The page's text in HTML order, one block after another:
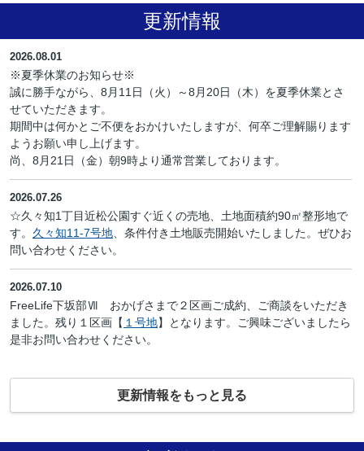
更新情報
2026.08.01
※夏季休業のお知らせ※
誠に勝手ながら、8月11日（火）～8月20日（木）を夏季休業とさ
せていただきます。
期間中は何かとご不便をおかけいたしますが、何卒ご理解賜ります
ようお願い申し上げます。
尚、8月21日（金）朝9時より通常営業しております。
2026.07.26
☆久々知1丁目近松公園すぐ近くの売地、土地面積約90㎡整形地で
す。 久々知11-7号地、条件付き土地販売開始いたしました。ぜひお
問い合わせください。
2026.07.10
FreeLife下坂部Ⅶ おかげさまで２区画ご成約、ご商談をいただき
ました。残り１区画【 １号地】となります。ご興味ございましたら
是非お問い合わせください。
更新情報をもっと見る